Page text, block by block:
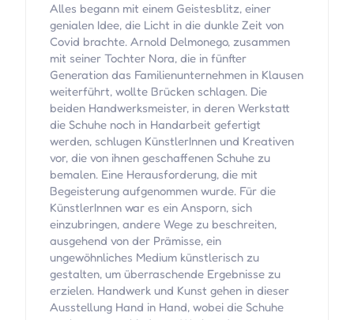
Alles begann mit einem Geistesblitz, einer
genialen Idee, die Licht in die dunkle Zeit von
Covid brachte. Arnold Delmonego, zusammen
mit seiner Tochter Nora, die in fünfter
Generation das Familienunternehmen in Klausen
weiterführt, wollte Brücken schlagen. Die
beiden Handwerksmeister, in deren Werkstatt
die Schuhe noch in Handarbeit gefertigt
werden, schlugen KünstlerInnen und Kreativen
vor, die von ihnen geschaffenen Schuhe zu
bemalen. Eine Herausforderung, die mit
Begeisterung aufgenommen wurde. Für die
KünstlerInnen war es ein Ansporn, sich
einzubringen, andere Wege zu beschreiten,
ausgehend von der Prämisse, ein
ungewöhnliches Medium künstlerisch zu
gestalten, um überraschende Ergebnisse zu
erzielen. Handwerk und Kunst gehen in dieser
Ausstellung Hand in Hand, wobei die Schuhe